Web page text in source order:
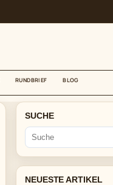
RUNDBRIEF BLOG
SUCHE
NEUESTE ARTIKEL